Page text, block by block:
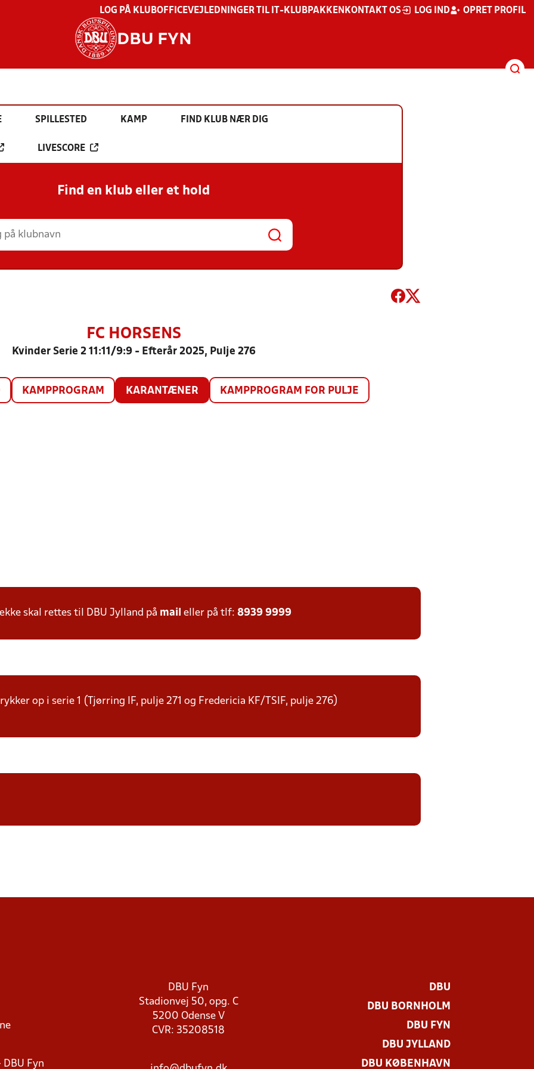
LOG PÅ KLUBOFFICEVEJLEDNINGER TIL IT-KLUBPAKKEN KONTAKT OS LOG IND OPRET PROFIL
DBU FYN
SPILLESTED KAMP FIND KLUB NÆR DIG
LIVESCORE
Find en klub eller et hold
FC HORSENS
Kvinder Serie 2 11:11/9:9 - Efterår 2025, Pulje 276
KAMPPROGRAM KARANTÆNER KAMPPROGRAM FOR PULJE
skal rettes til DBU Jylland på mail eller på tlf: 8939 9999
op i serie 1 (Tjørring IF, pulje 271 og Fredericia KF/TSIF, pulje 276)
Fyn
DBU Fyn
Stadionvej 50, opg. C
5200 Odense V
CVR: 35208518
DBU
DBU BORNHOLM
DBU FYN
DBU JYLLAND
DBU KØBENHAVN